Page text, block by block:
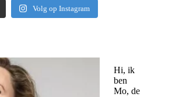
Volg op Instagram
Hi, ik
ben
Mo, de